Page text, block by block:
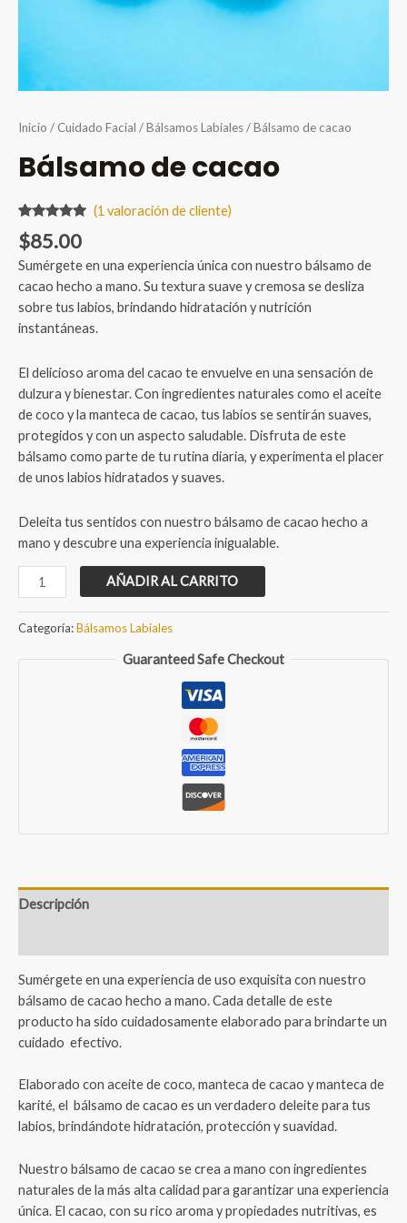
Inicio / Cuidado Facial /Bálsamos Labiales/ Bálsamo de cacao
Bálsamo de cacao
Valorado
5.00sobre
5 basado
en
1
puntuación
de cliente
(1 valoración de cliente)
$85.00
Sumérgete en una experiencia única con nuestro bálsamo de
cacao hecho a mano. Su textura suave y cremosa se desliza
sobre tus labios, brindando hidratación y nutrición
instantáneas.
El delicioso aroma del cacao te envuelve en una sensación de
dulzura y bienestar. Con ingredientes naturales como el aceite
de coco y la manteca de cacao, tus labios se sentirán suaves,
protegidos y con un aspecto saludable. Disfruta de este
bálsamo como parte de tu rutina diaria, y experimenta el placer
de unos labios hidratados y suaves.
Deleita tus sentidos con nuestro bálsamo de cacao hecho a
mano y descubre una experiencia inigualable.
Bálsamo
de
cacao
cantidad
AÑADIR AL CARRITO
Categoría:Bálsamos Labiales
Guaranteed Safe Checkout
Descripción
Sumérgete en una experiencia de uso exquisita con nuestro
bálsamo de cacao hecho a mano. Cada detalle de este
producto ha sido cuidadosamente elaborado para brindarte un
cuidado efectivo.
Elaborado con aceite de coco, manteca de cacao y manteca de
karité, el bálsamo de cacao es un verdadero deleite para tus
labios, brindándote hidratación, protección y suavidad.
Nuestro bálsamo de cacao se crea a mano con ingredientes
naturales de la más alta calidad para garantizar una experiencia
única. El cacao, con su rico aroma y propiedades nutritivas, es